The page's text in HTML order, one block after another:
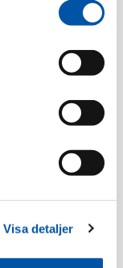
Visa detaljer